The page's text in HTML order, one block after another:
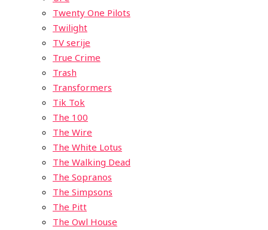
Twenty One Pilots
Twilight
TV serije
True Crime
Trash
Transformers
Tik Tok
The 100
The Wire
The White Lotus
The Walking Dead
The Sopranos
The Simpsons
The Pitt
The Owl House